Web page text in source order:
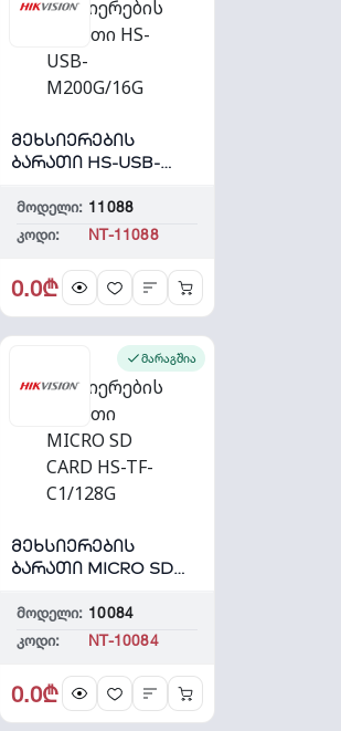
მეხსიერების
ბარათი HS-USB-
მოდელი: 11088
კოდი:
NT-11088
0.0₾
მარაგშია
მეხსიერების
ბარათი MICRO SD
მოდელი: 10084
კოდი:
NT-10084
0.0₾